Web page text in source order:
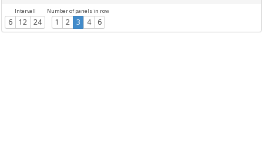
Intervall
6 12 24
Number of panels in row
1 2 3 4 6